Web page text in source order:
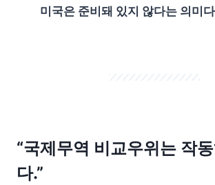
미국은 준비돼 있지 않다는 의미
“국제무역 비교우위는 작
다.”